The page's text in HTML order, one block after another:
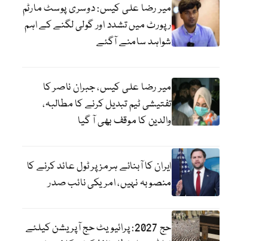
میر رضا علی کیس: دوسری پوسٹ مارٹم
رپورٹ میں تشدد اور گولی لگنے کے اہم
شواہد سامنے آگئے
میر رضا علی کیس، جبران ناصر کا
تفتیشی ٹیم تبدیل کرنے کا مطالبہ،
والدین کا موقف بھی آ گیا
ایران کا آبنائے ہرمز پر ٹول عائد کرنے کا
منصوبہ نہیں، امریکی نائب صدر
حج 2027: پرائیویٹ حج آپریشن کیلئے